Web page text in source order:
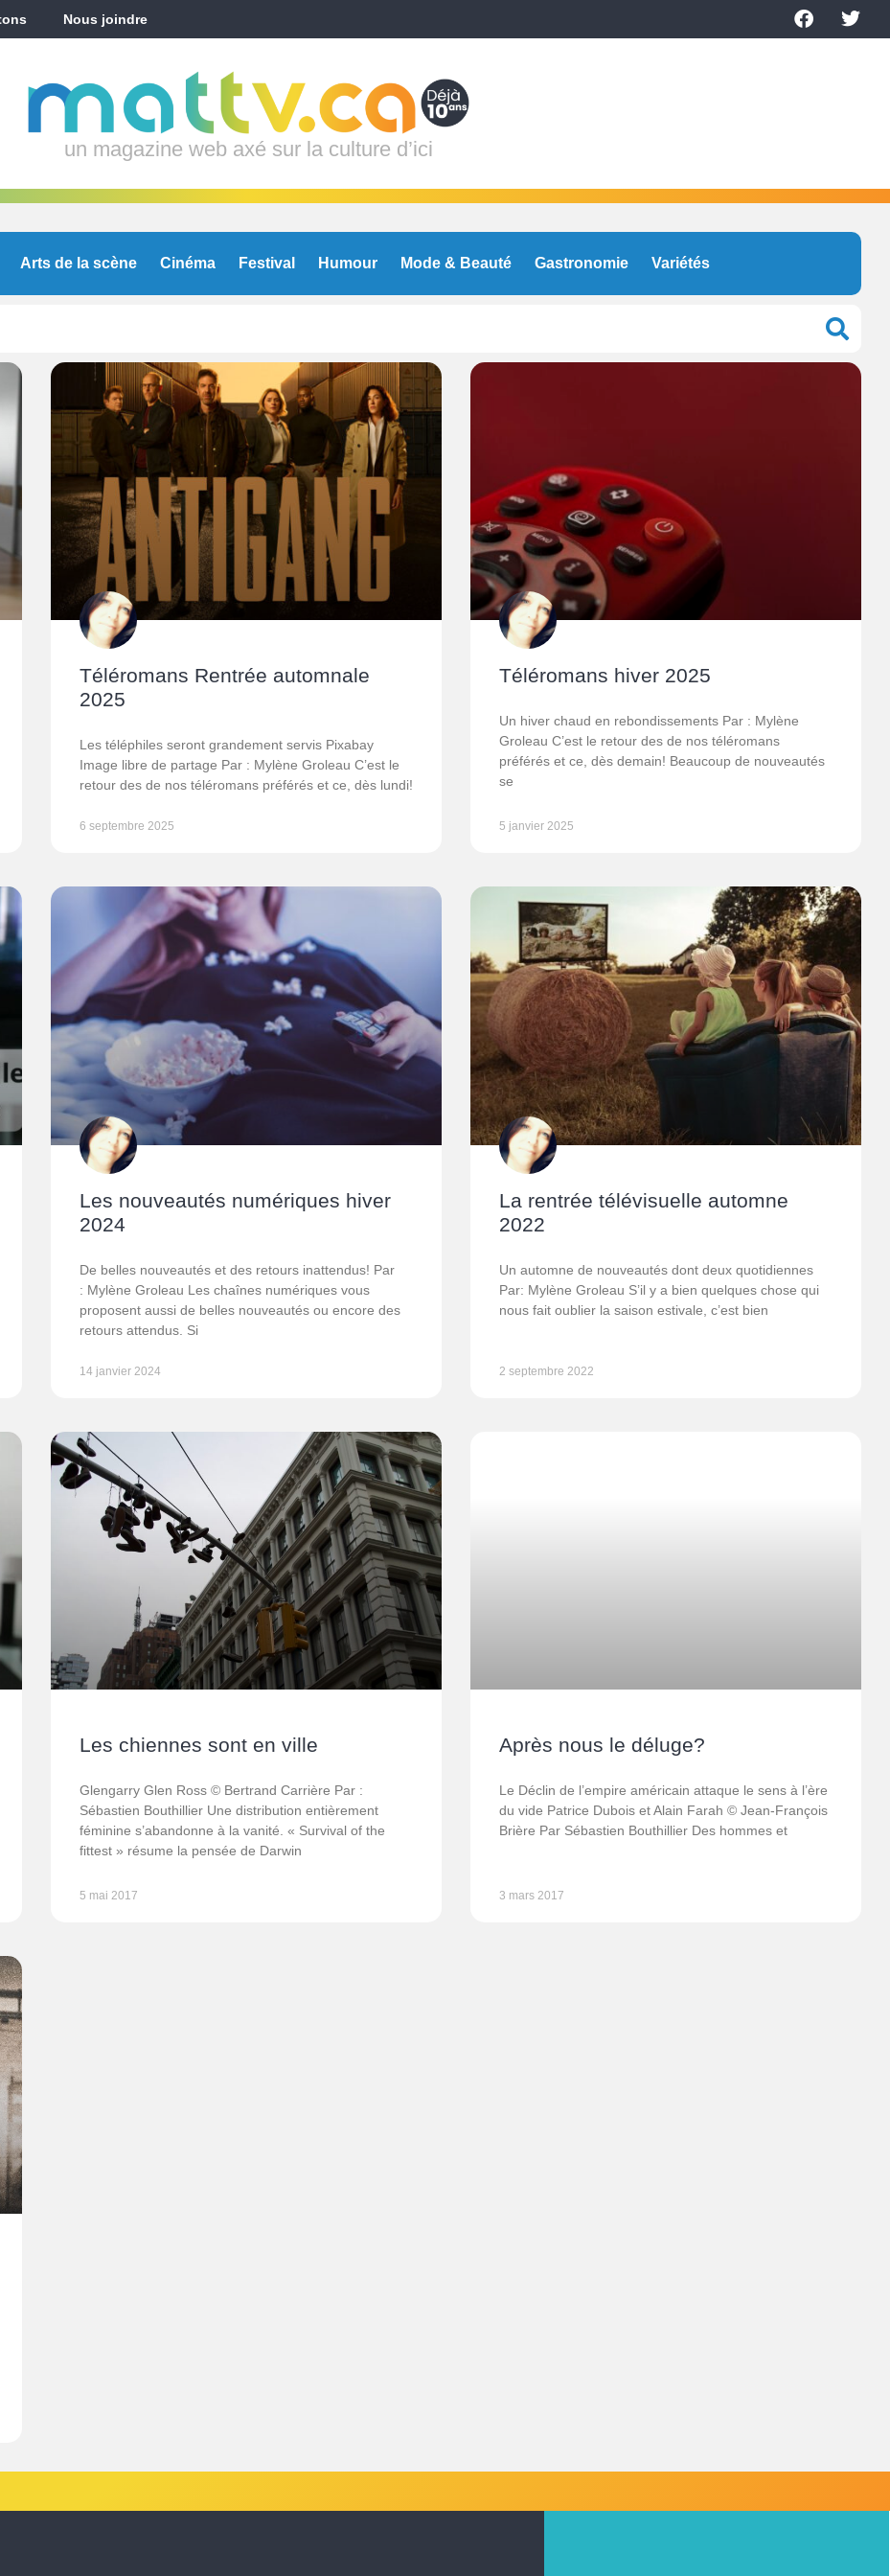
Nous joindre
un magazine web axé sur la culture d’ici
Arts de la scène Cinéma Festival Humour Mode & Beauté Gastronomie Variétés
Téléromans Rentrée automnale
2025
Les téléphiles seront grandement servis Pixabay
Image libre de partage Par : Mylène Groleau C’est le
retour des de nos téléromans préférés et ce, dès lundi!
6 septembre 2025
Téléromans hiver 2025
Un hiver chaud en rebondissements Par : Mylène
Groleau C’est le retour des de nos téléromans
préférés et ce, dès demain! Beaucoup de nouveautés
se
5 janvier 2025
Les nouveautés numériques hiver
2024
De belles nouveautés et des retours inattendus! Par
: Mylène Groleau Les chaînes numériques vous
proposent aussi de belles nouveautés ou encore des
retours attendus. Si
14 janvier 2024
La rentrée télévisuelle automne
2022
Un automne de nouveautés dont deux quotidiennes
Par: Mylène Groleau S’il y a bien quelques chose qui
nous fait oublier la saison estivale, c’est bien
2 septembre 2022
Les chiennes sont en ville
Glengarry Glen Ross © Bertrand Carrière Par :
Sébastien Bouthillier Une distribution entièrement
féminine s’abandonne à la vanité. « Survival of the
fittest » résume la pensée de Darwin
5 mai 2017
Après nous le déluge?
Le Déclin de l’empire américain attaque le sens à l’ère
du vide Patrice Dubois et Alain Farah © Jean-François
Brière Par Sébastien Bouthillier Des hommes et
3 mars 2017